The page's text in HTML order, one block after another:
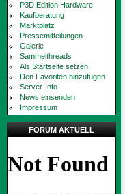
P3D Edition Hardware
Kaufberatung
Marktplatz
Pressemitteilungen
Galerie
Sammelthreads
Als Startseite setzen
Den Favoriten hinzufügen
Server-Info
News einsenden
Impressum
FORUM AKTUELL